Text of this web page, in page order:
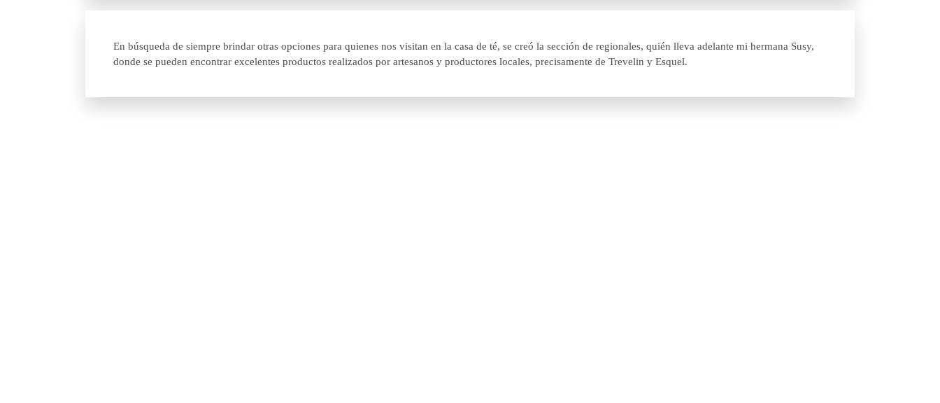
En búsqueda de siempre brindar otras opciones para quienes nos visitan en la casa de té, se creó la sección de regionales, quién lleva adelante mi hermana Susy,
donde se pueden encontrar excelentes productos realizados por artesanos y productores locales, precisamente de Trevelin y Esquel.